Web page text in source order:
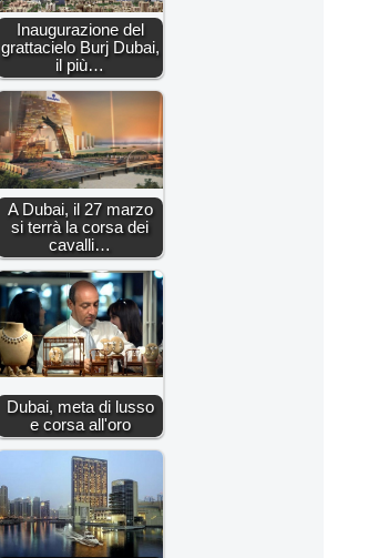
Inaugurazione del
grattacielo Burj Dubai,
il più…
A Dubai, il 27 marzo
si terrà la corsa dei
cavalli…
Dubai, meta di lusso
e corsa all'oro